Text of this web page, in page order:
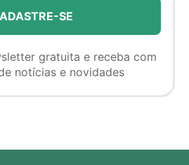
gratuita e receba com
notícias e novidades